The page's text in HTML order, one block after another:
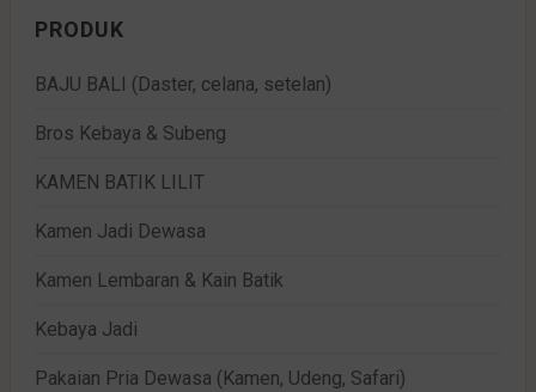
PRODUK
BAJU BALI (Daster, celana, setelan)
Bros Kebaya & Subeng
KAMEN BATIK LILIT
Kamen Jadi Dewasa
Kamen Lembaran & Kain Batik
Kebaya Jadi
Pakaian Pria Dewasa (Kamen, Udeng, Safari)